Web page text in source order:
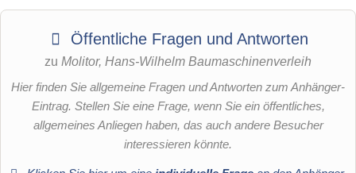
Öffentliche Fragen und Antworten
zu Molitor, Hans-Wilhelm Baumaschinenverleih
Hier finden Sie allgemeine Fragen und Antworten zum Anhänger-
Eintrag. Stellen Sie eine Frage, wenn Sie ein öffentliches,
allgemeines Anliegen haben, das auch andere Besucher
interessieren könnte.